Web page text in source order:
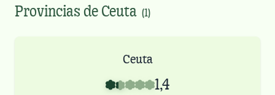
Provincias de Ceuta (1)
Ceuta
1,4